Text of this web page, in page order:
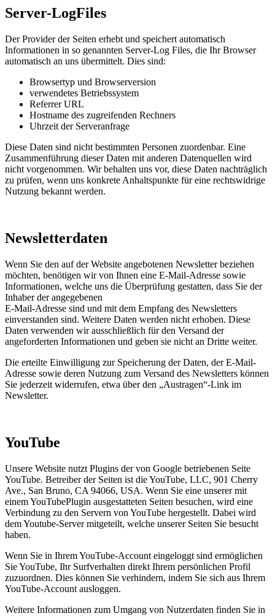
Server-LogFiles
Der Provider der Seiten erhebt und speichert automatisch
Informationen in so genannten Server-Log Files, die Ihr Browser
automatisch an uns übermittelt. Dies sind:
Browsertyp und Browserversion
verwendetes Betriebssystem
Referrer URL
Hostname des zugreifenden Rechners
Uhrzeit der Serveranfrage
Diese Daten sind nicht bestimmten Personen zuordenbar. Eine
Zusammenführung dieser Daten mit anderen Datenquellen wird
nicht vorgenommen. Wir behalten uns vor, diese Daten nachträglich
zu prüfen, wenn uns konkrete Anhaltspunkte für eine rechtswidrige
Nutzung bekannt werden.
Newsletterdaten
Wenn Sie den auf der Website angebotenen Newsletter beziehen
möchten, benötigen wir von Ihnen eine E-Mail-Adresse sowie
Informationen, welche uns die Überprüfung gestatten, dass Sie der
Inhaber der angegebenen
E-Mail-Adresse sind und mit dem Empfang des Newsletters
einverstanden sind. Weitere Daten werden nicht erhoben. Diese
Daten verwenden wir ausschließlich für den Versand der
angeforderten Informationen und geben sie nicht an Dritte weiter.
Die erteilte Einwilligung zur Speicherung der Daten, der E-Mail-
Adresse sowie deren Nutzung zum Versand des Newsletters können
Sie jederzeit widerrufen, etwa über den „Austragen“-Link im
Newsletter.
YouTube
Unsere Website nutzt Plugins der von Google betriebenen Seite
YouTube. Betreiber der Seiten ist die YouTube, LLC, 901 Cherry
Ave., San Bruno, CA 94066, USA. Wenn Sie eine unserer mit
einem YouTubePlugin ausgestatteten Seiten besuchen, wird eine
Verbindung zu den Servern von YouTube hergestellt. Dabei wird
dem Youtube-Server mitgeteilt, welche unserer Seiten Sie besucht
haben.
Wenn Sie in Ihrem YouTube-Account eingeloggt sind ermöglichen
Sie YouTube, Ihr Surfverhalten direkt Ihrem persönlichen Profil
zuzuordnen. Dies können Sie verhindern, indem Sie sich aus Ihrem
YouTube-Account ausloggen.
Weitere Informationen zum Umgang von Nutzerdaten finden Sie in